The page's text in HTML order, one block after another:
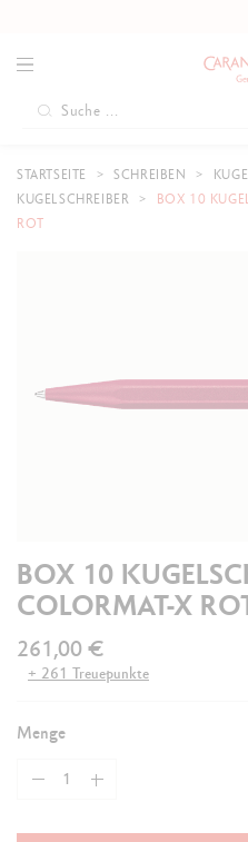
STARTSEITE SCHREIBEN
KUGELSCHREIBER
BOX 10
ROT
BOX 10
COLORMAT-X
261,00 €
+ 261 Treuepunkte
Menge